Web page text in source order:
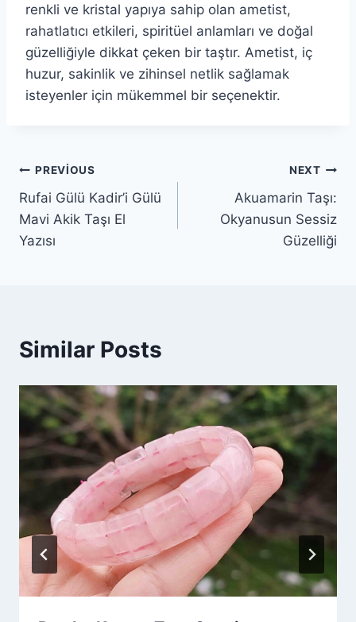
renkli ve kristal yapıya sahip olan ametist,
rahatlatıcı etkileri, spiritüel anlamları ve doğal
güzelliğiyle dikkat çeken bir taştır. Ametist, iç
huzur, sakinlik ve zihinsel netlik sağlamak
isteyenler için mükemmel bir seçenektir.
Yazı
gezinmesi
PREVIOUS
Rufai Gülü Kadir’i Gülü
Mavi Akik Taşı El
Yazısı
NEXT
Akuamarin Taşı:
Okyanusun Sessiz
Güzelliği
Similar Posts